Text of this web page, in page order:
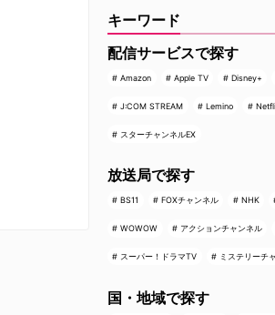
キーワード
配信サービスで探す
Amazon Apple TV Disney+
J:COM STREAM Lemino
スターチャンネルEX
放送局で探す
BS11 FOXチャンネル NHK
WOWOW アクションチャンネル
スーパー！ドラマTV ミステリーチ
国・地域で探す